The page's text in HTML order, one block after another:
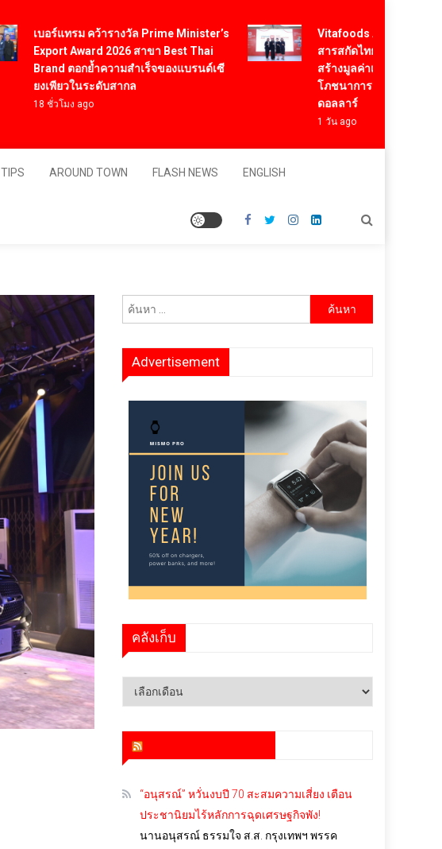
เบอร์แทรม คว้ารางวัล Prime Minister’s
Export Award 2026 สาขา Best Thai
Brand ตอกย้ำความสำเร็จของแบรนด์เซี
ยงเพียวในระดับสากล
18 ชั่วโมง ago
Vitafoods Asia 2026 ตัวเร่งอุ
สารสกัดไทย ชูงานวิจัย – เครือ
สร้างมูลค่าเศรษฐกิจใหม่ ขาน
โภชนาการสุขภาพโลกโตทะลุ
ดอลลาร์
1 วัน ago
TIPS AROUND TOWN FLASH NEWS ENGLISH
ค้นหา
Advertisement
คลังเก็บ
คลัง
“อนุสรณ์” หวั่นงบปี 70 สะสมความเสี่ยง เตือน
ประชานิยมไร้หลักการฉุดเศรษฐกิจพัง!
นานอนุสรณ์ ธรรมใจ ส.ส. กรุงเทพฯ พรรค